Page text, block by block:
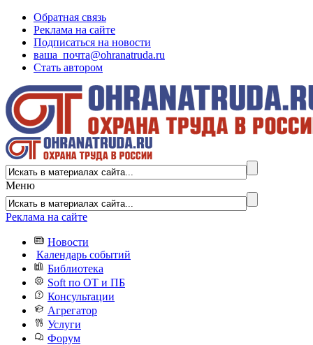
Обратная связь
Реклама на сайте
Подписаться на новости
ваша_почта@ohranatruda.ru
Стать автором
Меню
Реклама на сайте
Новости
Календарь событий
Библиотека
Soft по ОТ и ПБ
Консультации
Агрегатор
Услуги
Форум